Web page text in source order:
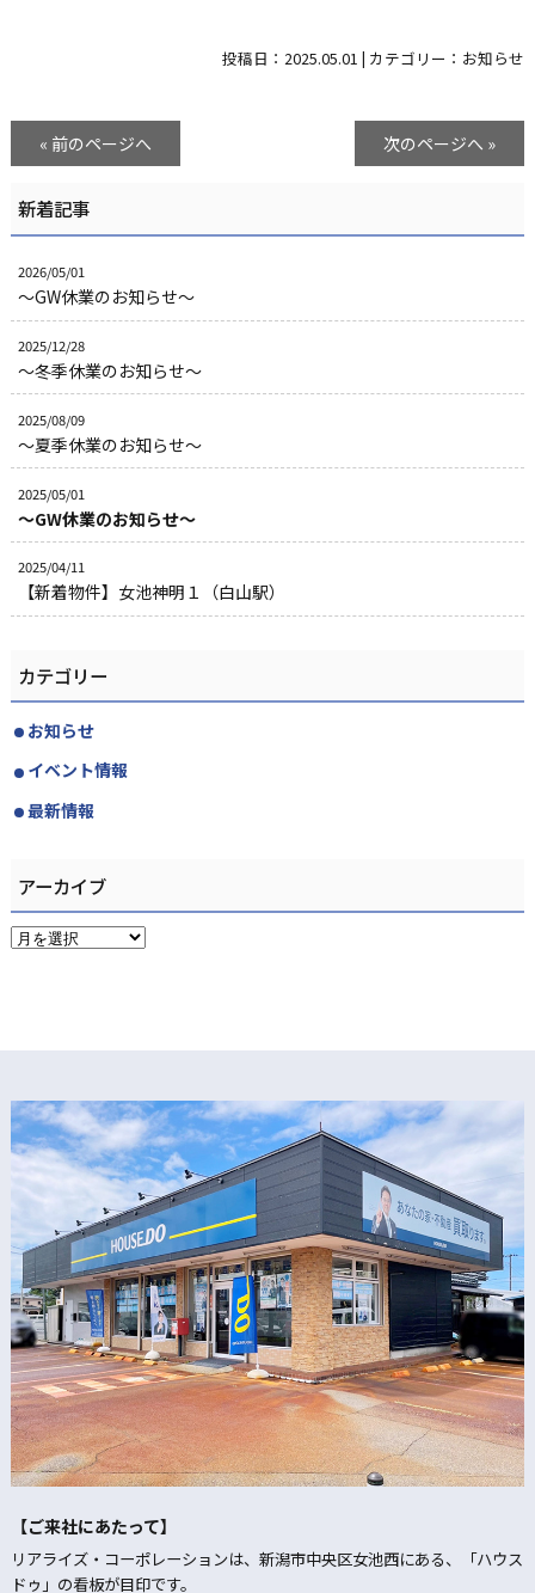
投稿日：2025.05.01 | カテゴリー： お知らせ
« 前のページへ 次のページへ »
新着記事
2026/05/01
～GW休業のお知らせ～
2025/12/28
～冬季休業のお知らせ～
2025/08/09
～夏季休業のお知らせ～
2025/05/01
～GW休業のお知らせ～
2025/04/11
【新着物件】女池神明１（白山駅）
カテゴリー
お知らせ
イベント情報
最新情報
アーカイブ
【ご来社にあたって】
リアライズ・コーポレーションは、新潟市中央区女池西にある、「ハウス
ドゥ」の看板が目印です。